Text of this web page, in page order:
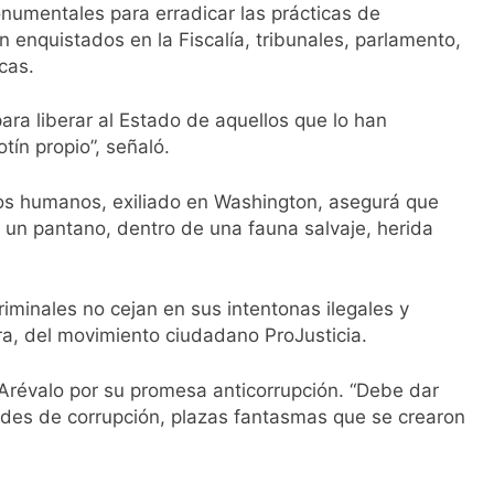
para erradicar las prácticas de
enquistados en la Fiscalía, tribunales, parlamento,
liberar al Estado de aquellos que lo han
propio”, señaló.
humanos, exiliado en Washington, asegurá que
pantano, dentro de una fauna salvaje, herida
no cejan en sus intentonas ilegales y
del movimiento ciudadano ProJusticia.
por su promesa anticorrupción. “Debe dar
de corrupción, plazas fantasmas que se crearon